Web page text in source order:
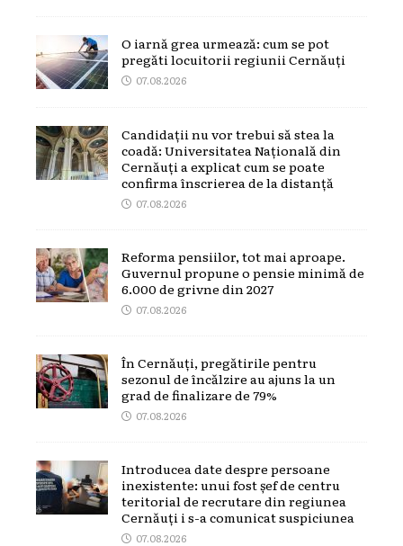
O iarnă grea urmează: cum se pot
pregăti locuitorii regiunii Cernăuți
07.08.2026
Candidații nu vor trebui să stea la
coadă: Universitatea Națională din
Cernăuți a explicat cum se poate
confirma înscrierea de la distanță
07.08.2026
Reforma pensiilor, tot mai aproape.
Guvernul propune o pensie minimă de
6.000 de grivne din 2027
07.08.2026
În Cernăuți, pregătirile pentru
sezonul de încălzire au ajuns la un
grad de finalizare de 79%
07.08.2026
Introducea date despre persoane
inexistente: unui fost șef de centru
teritorial de recrutare din regiunea
Cernăuți i s-a comunicat suspiciunea
07.08.2026